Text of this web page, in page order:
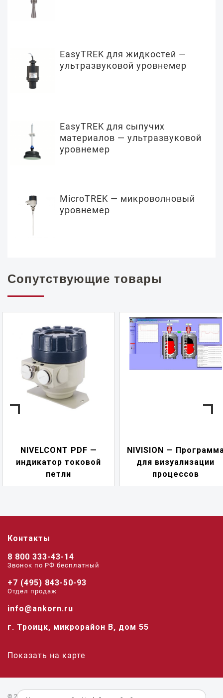
EasyTREK для жидкостей —
ультразвуковой уровнемер
EasyTREK для сыпучих
материалов — ультразвуковой
уровнемер
MicroTREK — микроволновый
уровнемер
Сопутствующие товары
NIVELCONT PDF —
индикатор токовой
петли
NIVISION —
для визуализации
процессов
Контакты
8 800 333-43-14
Звонок по РФ беcплатный
+7 (495) 843-50-93
Отдел продаж
info@ankorn.ru
г. Троицк, микрорайон В, дом 55
Показать на карте
© 2026 «Анкорн».